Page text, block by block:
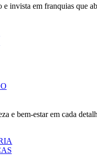
e invista em franquias que
e bem-estar em cada